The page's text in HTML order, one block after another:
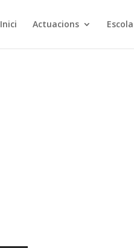
Inici Actuacions Escola